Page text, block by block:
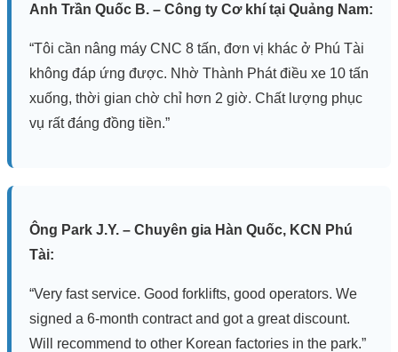
Anh Trần Quốc B. – Công ty Cơ khí tại Quảng Nam:
“Tôi cần nâng máy CNC 8 tấn, đơn vị khác ở Phú Tài
không đáp ứng được. Nhờ Thành Phát điều xe 10 tấn
xuống, thời gian chờ chỉ hơn 2 giờ. Chất lượng phục
vụ rất đáng đồng tiền.”
Ông Park J.Y. – Chuyên gia Hàn Quốc, KCN Phú
Tài:
“Very fast service. Good forklifts, good operators. We
signed a 6-month contract and got a great discount.
Will recommend to other Korean factories in the park.”